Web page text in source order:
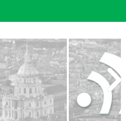
LICENSES
CARDS
LANGUAGES
US